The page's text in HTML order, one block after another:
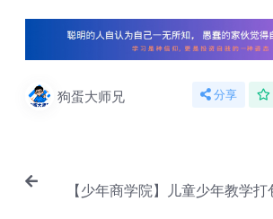
狗蛋大师兄 分享
【少年商学院】儿童少年教学打